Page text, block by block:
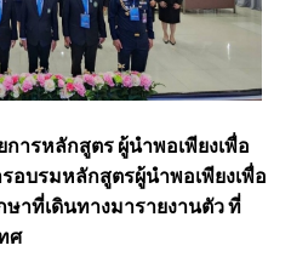
ารหลักสูตร ผู้นำพอเพียงเพื่อ
บรมหลักสูตรผู้นำพอเพียงเพื่อ
าที่เดินทางมารายงานตัว ที่
ศ